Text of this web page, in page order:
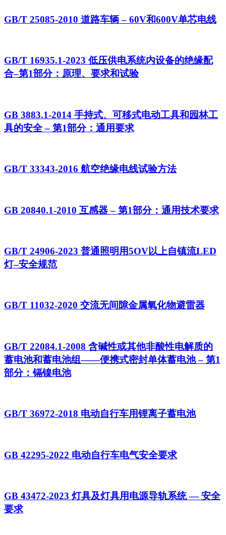
GB/T 25085-2010 道路车辆 – 60V和600V单芯电线
GB/T 16935.1-2023 低压供电系统内设备的绝缘配
合–第1部分：原理、要求和试验
GB 3883.1-2014 手持式、可移式电动工具和园林工
具的安全 – 第1部分：通用要求
GB/T 33343-2016 航空绝缘电线试验方法
GB 20840.1-2010 互感器 – 第1部分：通用技术要求
GB/T 24906-2023 普通照明用5OV以上自镇流LED
灯–安全规范
GB/T 11032-2020 交流无间隙金属氧化物避雷器
GB/T 22084.1-2008 含碱性或其他非酸性电解质的
蓄电池和蓄电池组——便携式密封单体蓄电池 – 第1
部分：镉镍电池
GB/T 36972-2018 电动自行车用锂离子蓄电池
GB 42295-2022 电动自行车电气安全要求
GB 43472-2023 灯具及灯具用电源导轨系统 — 安全
要求